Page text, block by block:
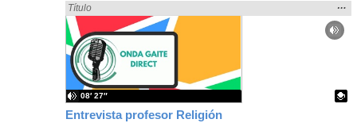
Entrevista profesor Religión
Encontrado «Religión» en:
Título
la
…
08′ 27″